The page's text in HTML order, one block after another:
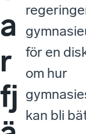
a
r
fj
för en
om hur
kan bli